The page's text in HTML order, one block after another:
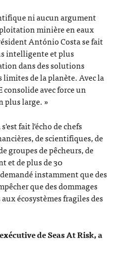
ni aucun argument
minière en eaux
António Costa se fait
intelligente et plus
dans des solutions
de la planète. Avec la
avec force un
plus large. »
fait l'écho de chefs
de scientifiques, de
groupes de pêcheurs, de
et de plus de 30
instamment que des
que des dommages
écosystèmes fragiles des
de Seas At Risk, a